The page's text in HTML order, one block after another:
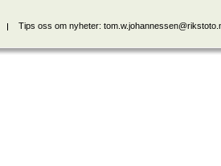
Tips oss om nyheter: